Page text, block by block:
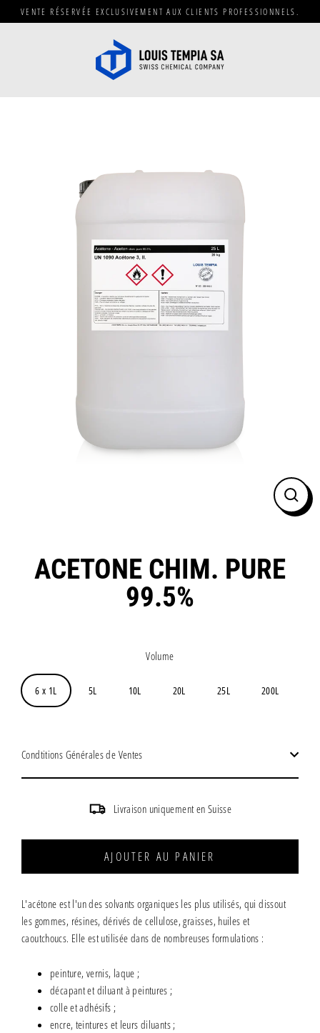
Passer
au
VENTE RÉSERVÉE EXCLUSIVEMENT AUX CLIENTS PROFESSIONNELS.
ACETONE CHIM. PURE
99.5%
régulier
Volume
6 x 1L 5L 10L 20L 25L 200L
Condtitions Générales de Ventes
Livraison uniquement en Suisse
AJOUTER AU PANIER
L'acétone est l'un des solvants organiques les plus utilisés, qui dissout
les gommes, résines, dérivés de cellulose, graisses, huiles et
caoutchoucs. Elle est utilisée dans de nombreuses formulations :
peinture, vernis, laque ;
décapant et diluant à peintures ;
colle et adhésifs ;
encre, teintures et leurs diluants ;